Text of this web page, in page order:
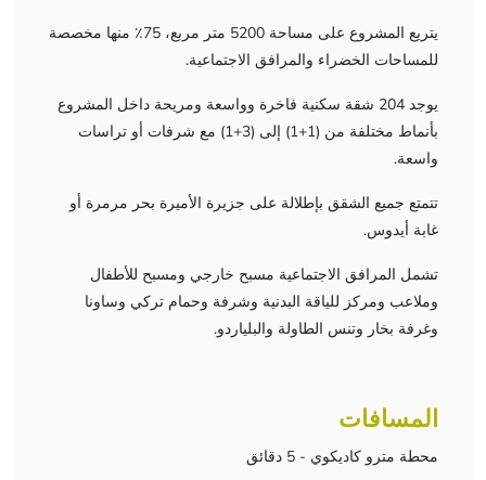
يتريع المشروع على مساحة 5200 متر مربع، 75٪ منها مخصصة
للمساحات الخضراء والمرافق الاجتماعية.
يوجد 204 شقة سكنية فاخرة وواسعة ومريحة داخل المشروع
بأنماط مختلفة من (1+1) إلى (3+1) مع شرفات أو تراسات
واسعة.
تتمتع جميع الشقق بإطلالة على جزيرة الأميرة بحر مرمرة أو
غابة أيدوس.
تشمل المرافق الاجتماعية مسبح خارجي ومسبح للأطفال
وملاعب ومركز للياقة البدنية وشرفة وحمام تركي وساونا
وغرفة بخار وتنس الطاولة والبلياردو.
المسافات
محطة مترو كاديكوي - 5 دقائق